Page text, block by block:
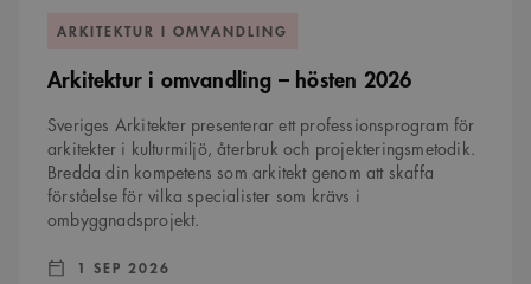
omvandling
hösten
2026
ARKITEKTUR I OMVANDLING
Arkitektur i omvandling – hösten 2026
Sveriges Arkitekter presenterar ett professionsprogram för
arkitekter i kulturmiljö, återbruk och projekteringsmetodik.
Bredda din kompetens som arkitekt genom att skaffa
förståelse för vilka specialister som krävs i
ombyggnadsprojekt.
DATUM::
1 SEP 2026